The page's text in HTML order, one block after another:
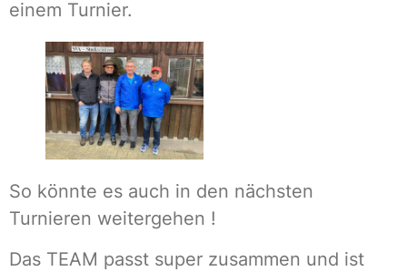
einem Turnier.
So könnte es auch in den nächsten
Turnieren weitergehen !
Das TEAM passt super zusammen und ist